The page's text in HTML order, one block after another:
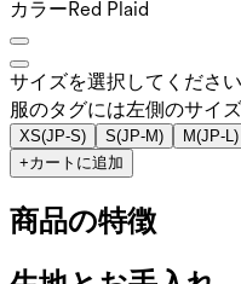
カラーRed Plaid
サイズを選択してください
服のタグには左側のサイ
XS(JP-S) S(JP-M) M(JP-L)
+カートに追加
商品の特徴